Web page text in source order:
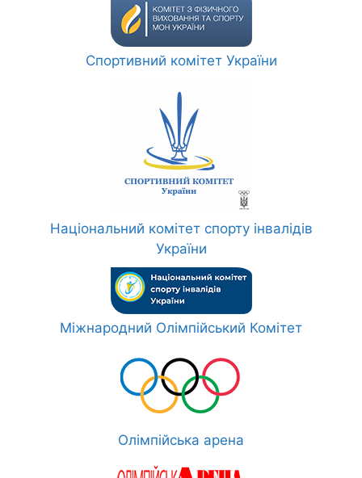
Спортивний комітет України
Національний комітет спорту інвалідів
України
Міжнародний Олімпійський Комітет
Олімпійська арена